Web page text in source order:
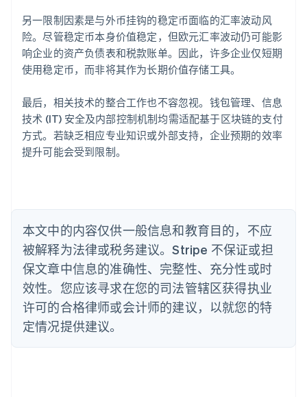
另一限制因素是与外币挂钩的稳定币面临的汇率波动风
险。尽管稳定币本身价值稳定，但欧元汇率波动仍可能影
响企业的资产负债表和税款账单。因此，许多企业仅短期
使用稳定币，而非将其作为长期价值存储工具。
最后，相关技术的整合工作也不容忽视。钱包管理、信息
技术 (IT) 安全及内部控制机制均需适配基于区块链的支付
方式。若缺乏相应专业知识或外部支持，企业预期的效率
提升可能会受到限制。
本文中的内容仅供一般信息和教育目的，不应
被解释为法律或税务建议。Stripe 不保证或担
保文章中信息的准确性、完整性、充分性或时
效性。您应该寻求在您的司法管辖区获得执业
许可的合格律师或会计师的建议，以就您的特
定情况提供建议。
English
爱沙尼亚
English
奥地利
DeutschEnglish
English
巴西
PortuguêsEnglish
保加利亚
English
丹麦
English
德国
DeutschEnglish
法国
FrançaisEnglish
芬兰
EnglishSvenska